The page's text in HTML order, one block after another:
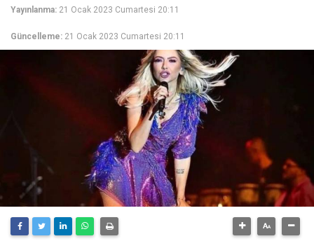
Yayınlanma: 21 Ocak 2023 Cumartesi 20:11
Güncelleme: 21 Ocak 2023 Cumartesi 20:11